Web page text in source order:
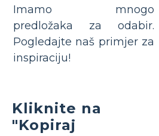
Imamo mnogo
predložaka za odabir.
Pogledajte naš primjer za
inspiraciju!
Kliknite na
"Kopiraj